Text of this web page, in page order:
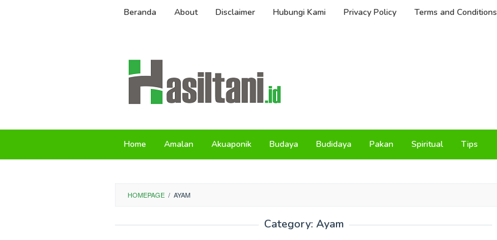
Beranda About Disclaimer Hubungi Kami Privacy Policy Terms and Conditions
Home Amalan Akuaponik Budaya Budidaya Pakan Spiritual Tips
HOMEPAGE / AYAM
Category: Ayam